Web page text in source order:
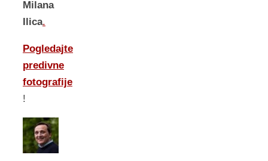
Milana
Ilica.
Pogledajte
predivne
fotografije
!